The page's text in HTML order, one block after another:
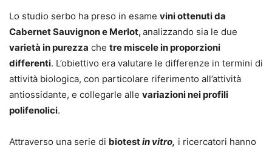
Lo studio serbo ha preso in esame vini ottenuti da
Cabernet Sauvignon e Merlot,analizzando sia le due
varietà in purezza che tre miscele in proporzioni
differenti. L’obiettivo era valutare le differenze in termini di
attività biologica, con particolare riferimento all’attività
antiossidante, e collegarle alle variazioni nei profili
polifenolici.
Attraverso una serie di biotestin vitro, i ricercatori hanno